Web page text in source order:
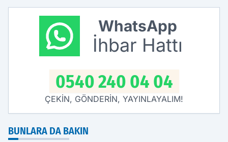
WhatsApp
İhbar Hattı
0540 240 04 04
ÇEKİN, GÖNDERİN, YAYINLAYALIM!
BUNLARA DA BAKIN